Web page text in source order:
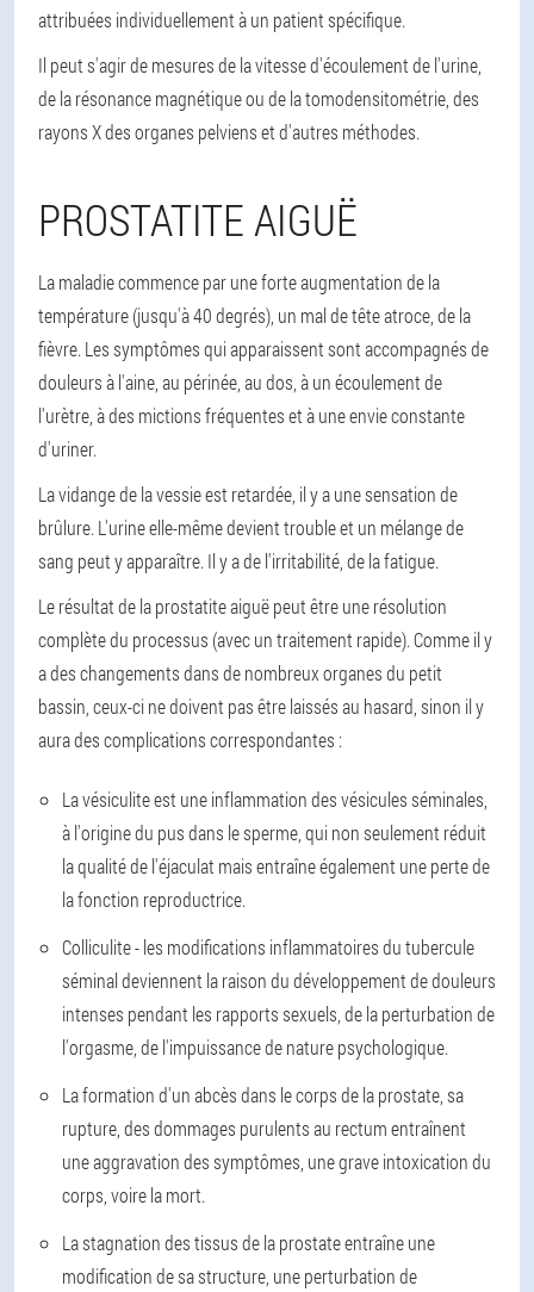
attribuées individuellement à un patient spécifique.
Il peut s'agir de mesures de la vitesse d'écoulement de l'urine,
de la résonance magnétique ou de la tomodensitométrie, des
rayons X des organes pelviens et d'autres méthodes.
PROSTATITE AIGUË
La maladie commence par une forte augmentation de la
température (jusqu'à 40 degrés), un mal de tête atroce, de la
fièvre. Les symptômes qui apparaissent sont accompagnés de
douleurs à l'aine, au périnée, au dos, à un écoulement de
l'urètre, à des mictions fréquentes et à une envie constante
d'uriner.
La vidange de la vessie est retardée, il y a une sensation de
brûlure. L'urine elle-même devient trouble et un mélange de
sang peut y apparaître. Il y a de l'irritabilité, de la fatigue.
Le résultat de la prostatite aiguë peut être une résolution
complète du processus (avec un traitement rapide). Comme il y
a des changements dans de nombreux organes du petit
bassin, ceux-ci ne doivent pas être laissés au hasard, sinon il y
aura des complications correspondantes :
La vésiculite est une inflammation des vésicules séminales,
à l'origine du pus dans le sperme, qui non seulement réduit
la qualité de l'éjaculat mais entraîne également une perte de
la fonction reproductrice.
Colliculite - les modifications inflammatoires du tubercule
séminal deviennent la raison du développement de douleurs
intenses pendant les rapports sexuels, de la perturbation de
l'orgasme, de l'impuissance de nature psychologique.
La formation d'un abcès dans le corps de la prostate, sa
rupture, des dommages purulents au rectum entraînent
une aggravation des symptômes, une grave intoxication du
corps, voire la mort.
La stagnation des tissus de la prostate entraîne une
modification de sa structure, une perturbation de